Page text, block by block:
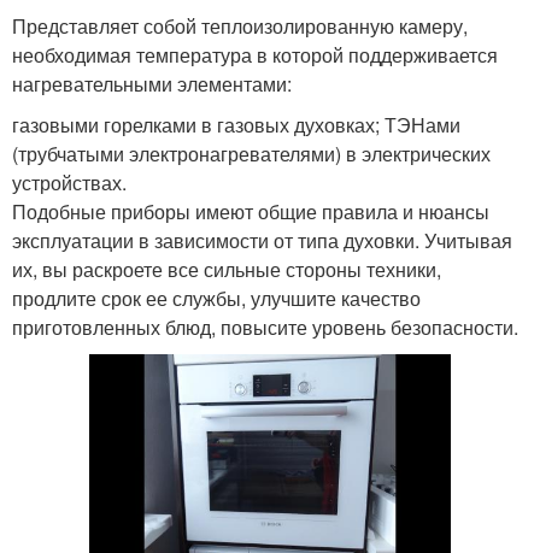
Представляет собой теплоизолированную камеру,
необходимая температура в которой поддерживается
нагревательными элементами:
газовыми горелками в газовых духовках; ТЭНами
(трубчатыми электронагревателями) в электрических
устройствах.
Подобные приборы имеют общие правила и нюансы
эксплуатации в зависимости от типа духовки. Учитывая
их, вы раскроете все сильные стороны техники,
продлите срок ее службы, улучшите качество
приготовленных блюд, повысите уровень безопасности.